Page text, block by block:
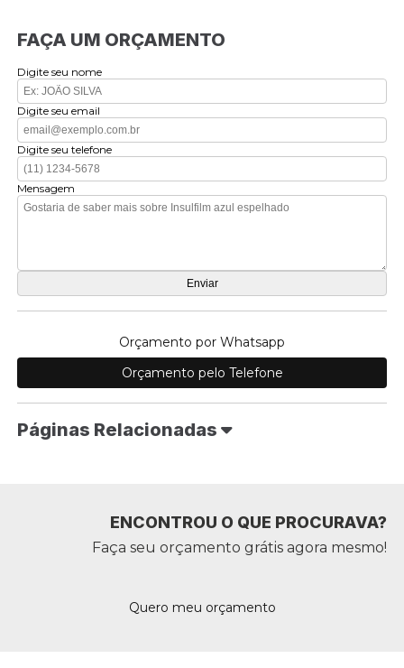
FAÇA UM ORÇAMENTO
Digite seu nome
Digite seu email
Digite seu telefone
Mensagem
Orçamento por Whatsapp
Orçamento pelo Telefone
Páginas Relacionadas
ENCONTROU O QUE PROCURAVA?
Faça seu orçamento grátis agora mesmo!
Quero meu orçamento